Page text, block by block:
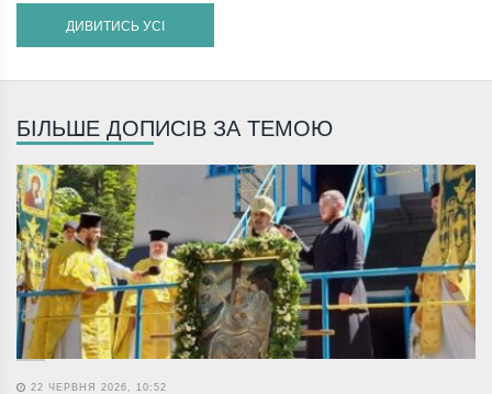
ДИВИТИСЬ УСІ
БІЛЬШЕ ДОПИСІВ ЗА ТЕМОЮ
22 ЧЕРВНЯ 2026, 10:52